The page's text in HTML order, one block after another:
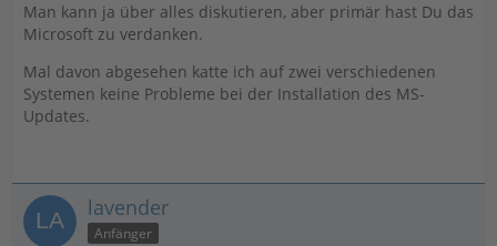
Man kann ja über alles diskutieren, aber primär hast Du das
Microsoft zu verdanken.
Mal davon abgesehen katte ich auf zwei verschiedenen
Systemen keine Probleme bei der Installation des MS-
Updates.
lavender
Anfänger